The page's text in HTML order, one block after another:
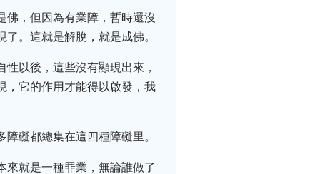
佛，但因為有業障，暫時還沒
。這就是解脫，就是成佛。
以後，這些沒有顯現出來，
，它的作用才能得以啟發，我
礙都總集在這四種障礙里。
就是一種罪業，無論誰做了